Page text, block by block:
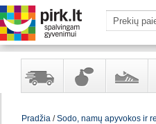
Yra
KvepalaiAvalynė
Pradžia/Sodo, namų apyvokos ir